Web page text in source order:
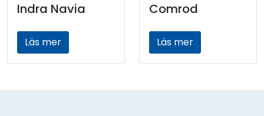
Indra Navia
Läs mer
Comrod
Läs mer